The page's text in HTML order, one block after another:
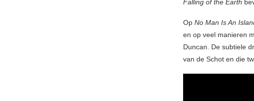
Falling of the Earth
Op No Man Is An
en op veel manieren
Duncan. De subtiele
van de Schot en die